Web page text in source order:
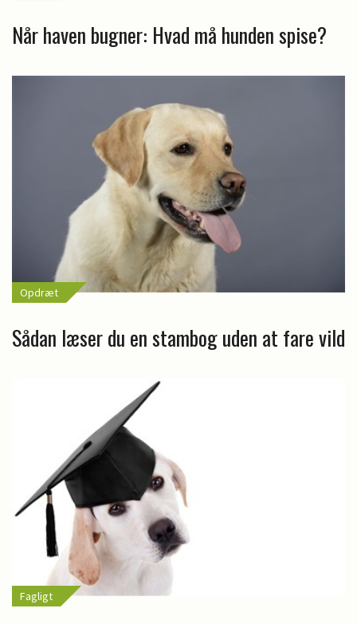
Når haven bugner: Hvad må hunden spise?
Opdræt
Sådan læser du en stambog uden at fare vild
Fagligt